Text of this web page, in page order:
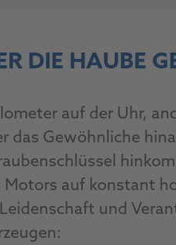
DIE HAUBE
auf der Uhr,
das Gewöhnliche
auf konstant
und